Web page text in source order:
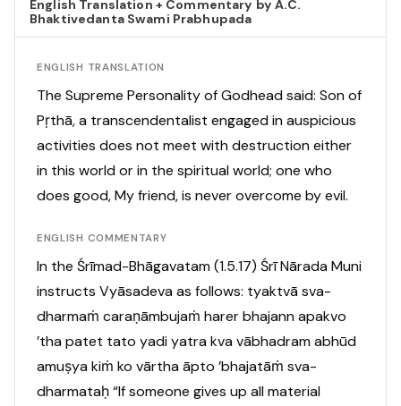
English Translation + Commentary by A.C.
Bhaktivedanta Swami Prabhupada
ENGLISH TRANSLATION
The Supreme Personality of Godhead said: Son of
Pṛthā, a transcendentalist engaged in auspicious
activities does not meet with destruction either
in this world or in the spiritual world; one who
does good, My friend, is never overcome by evil.
ENGLISH COMMENTARY
In the Śrīmad-Bhāgavatam (1.5.17) Śrī Nārada Muni
instructs Vyāsadeva as follows: tyaktvā sva-
dharmaṁ caraṇāmbujaṁ harer bhajann apakvo
’tha patet tato yadi yatra kva vābhadram abhūd
amuṣya kiṁ ko vārtha āpto ’bhajatāṁ sva-
dharmataḥ “If someone gives up all material